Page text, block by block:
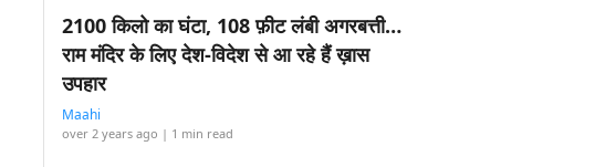
2100 किलो का घंटा, 108 फ़ीट लंबी अगरबत्ती…
राम मंदिर के लिए देश-विदेश से आ रहे हैं ख़ास
उपहार
Maahi
over 2 years ago | 1 min read